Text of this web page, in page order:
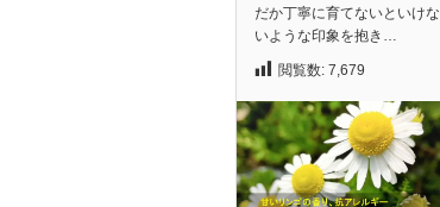
だか丁寧に育てないといけな
いような印象を抱き…
閲覧数: 7,679